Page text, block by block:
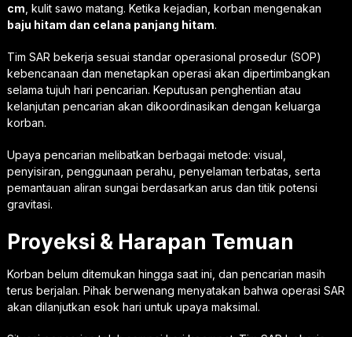
cm , kulit sawo matang. Ketika kejadian, korban mengenakan
baju hitam dan celana panjang hitam.
Tim SAR bekerja sesuai standar operasional prosedur (SOP)
kebencanaan dan menetapkan operasi akan dipertimbangkan
selama tujuh hari pencarian. Keputusan penghentian atau
kelanjutan pencarian akan dikoordinasikan dengan keluarga
korban.
Upaya pencarian melibatkan berbagai metode: visual,
penyisiran, penggunaan perahu, penyelaman terbatas, serta
pemantauan aliran sungai berdasarkan arus dan titik potensi
gravitasi.
Proyeksi & Harapan Temuan
Korban belum ditemukan hingga saat ini, dan pencarian masih
terus berjalan. Pihak berwenang menyatakan bahwa operasi SAR
akan dilanjutkan esok hari untuk upaya maksimal.